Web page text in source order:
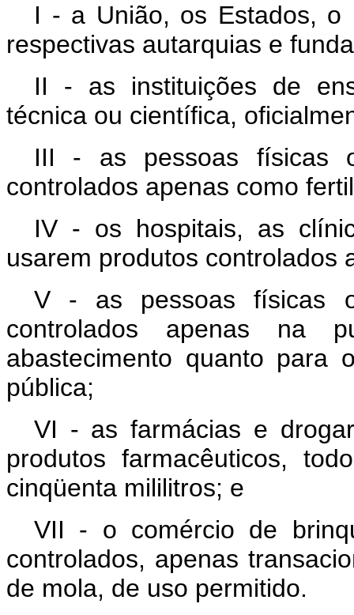
I - a União, os Estados, o
respectivas autarquias e
II - as instituições de
técnica ou científica,
III - as pessoas físicas
controlados apenas como
IV - os hospitais, as
usarem produtos controlados
V - as pessoas físicas
controlados apenas na
abastecimento quanto para
pública;
VI - as farmácias e
produtos farmacêuticos,
cinqüenta mililitros; e
VII - o comércio de
controlados, apenas
de mola, de uso permitido.